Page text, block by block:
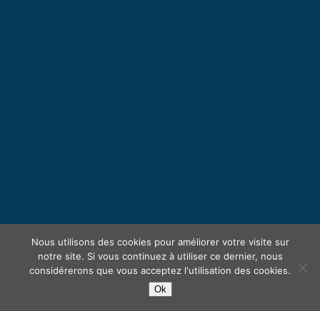
Nous utilisons des cookies pour améliorer votre visite sur
notre site. Si vous continuez à utiliser ce dernier, nous
considérerons que vous acceptez l'utilisation des cookies.
Ok